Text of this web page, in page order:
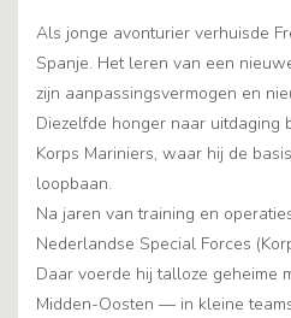
Als jonge avonturier verhuisde
Spanje. Het leren van een
zijn aanpassingsvermogen en
Diezelfde honger naar uitdaging
Korps Mariniers, waar hij de
loopbaan.
Na jaren van training en
Nederlandse Special Forces
Daar voerde hij talloze geheime
Midden-Oosten — in kleine